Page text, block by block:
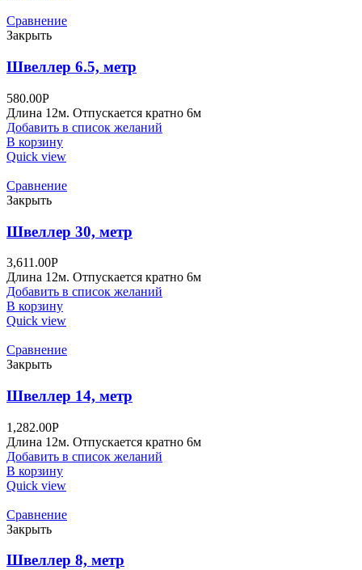
Сравнение
Закрыть
Швеллер 6.5, метр
580.00Р
Длина 12м. Отпускается кратно 6м
Добавить в список желаний
В корзину
Quick view
Сравнение
Закрыть
Швеллер 30, метр
3,611.00Р
Длина 12м. Отпускается кратно 6м
Добавить в список желаний
В корзину
Quick view
Сравнение
Закрыть
Швеллер 14, метр
1,282.00Р
Длина 12м. Отпускается кратно 6м
Добавить в список желаний
В корзину
Quick view
Сравнение
Закрыть
Швеллер 8, метр